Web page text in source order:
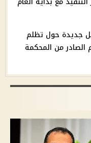
جديدة حول تظلم
من المحكمة